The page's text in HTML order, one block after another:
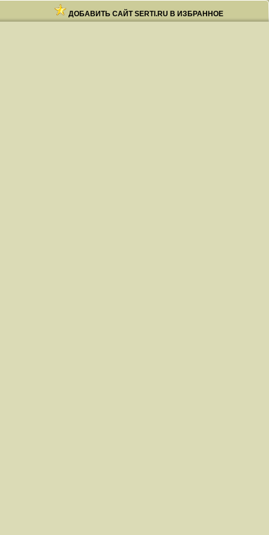
ДОБАВИТЬ САЙТ SERTI.RU В ИЗБРАННОЕ